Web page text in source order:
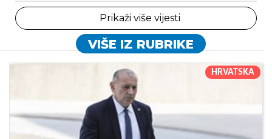
Prikaži više vijesti
VIŠE IZ RUBRIKE
HRVATSKA